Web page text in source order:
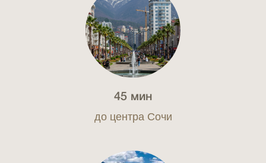
45 мин
до центра Сочи